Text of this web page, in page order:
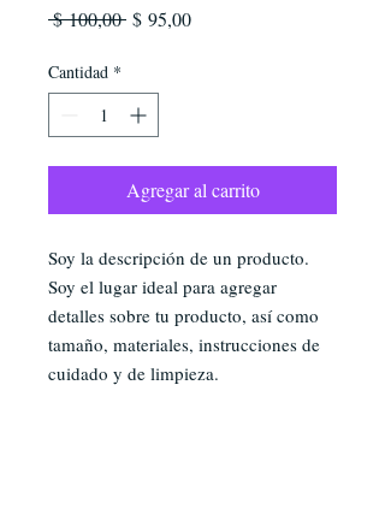
$ 100,00 Precio
$ 95,00Precio
Cantidad *
Agregar al carrito
Soy la descripción de un producto.
Soy el lugar ideal para agregar
detalles sobre tu producto, así como
tamaño, materiales, instrucciones de
cuidado y de limpieza.